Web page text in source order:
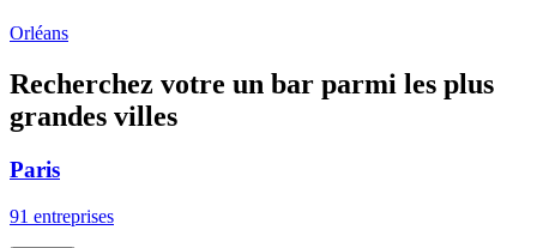
Orléans
Recherchez votre un bar parmi les plus
grandes villes
Paris
91 entreprises